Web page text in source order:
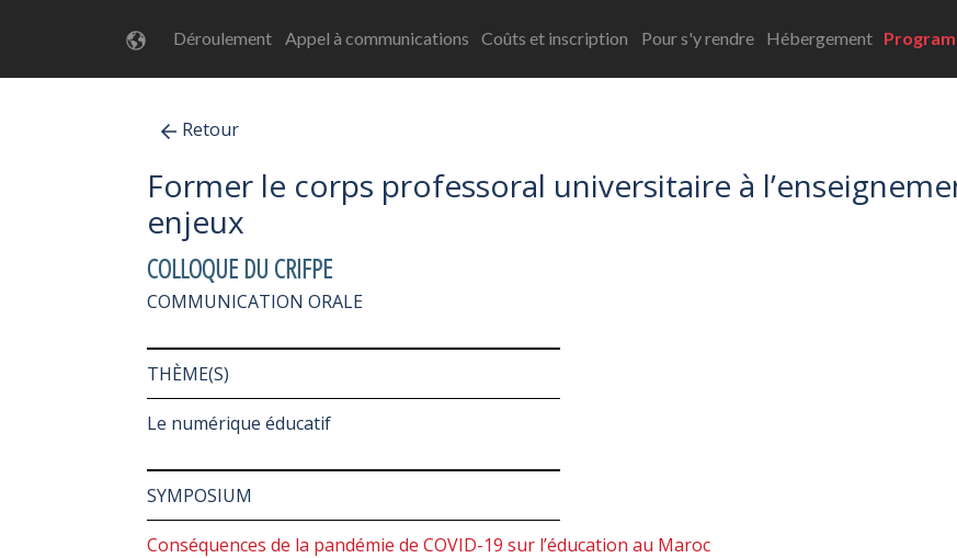
Déroulement Appel à communications Coûts et inscription Pour s'y rendre Hébergement
Retour
Former le corps professoral universitaire à
enjeux
COLLOQUE DU CRIFPE
COMMUNICATION ORALE
THÈME(S)
Le numérique éducatif
SYMPOSIUM
Conséquences de la pandémie de COVID-19 sur l’éducation au Maroc